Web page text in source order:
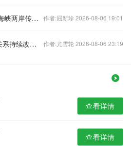
宋氏形意拳演武大会举行 海峡两岸传人共... 作者:屈新珍 2026-08-06 19:01
边贸中断六年重启：中印关系持续改善向好 作者:尤雪轮 2026-08-06 23:19
查看详情
查看详情